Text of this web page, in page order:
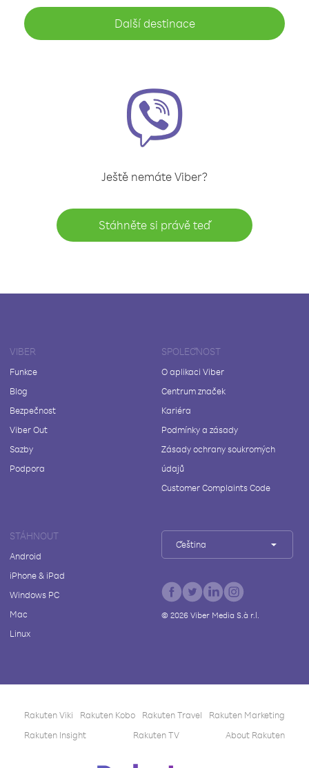
Další destinace
Ještě nemáte Viber?
Stáhněte si právě teď
VIBER
Funkce
Blog
Bezpečnost
Viber Out
Sazby
Podpora
SPOLEČNOST
O aplikaci Viber
Centrum značek
Kariéra
Podmínky a zásady
Zásady ochrany soukromých
údajů
Customer Complaints Code
STÁHNOUT
Android
iPhone & iPad
Windows PC
Mac
Linux
Čeština
© 2026Viber Media S.à r.l.
Rakuten Viki Rakuten Kobo Rakuten Travel
Rakuten Marketing
Rakuten Insight
Rakuten TV About Rakuten